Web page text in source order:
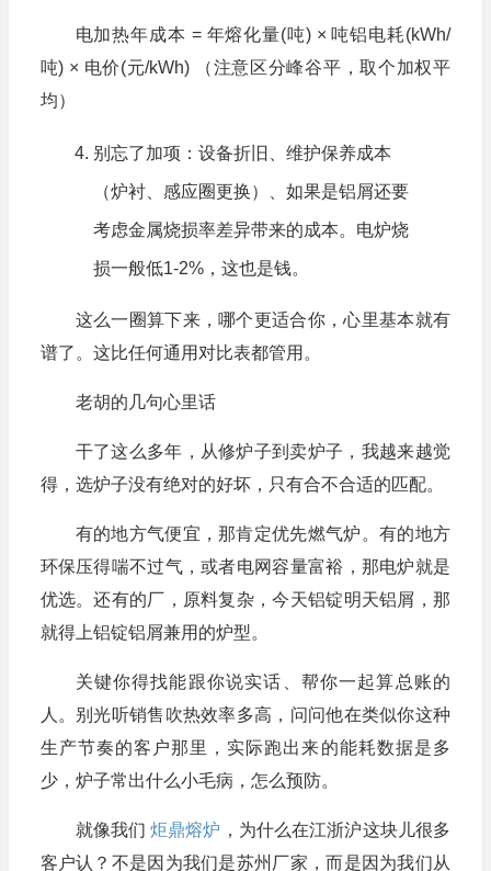
电加热年成本 = 年熔化量(吨) × 吨铝电耗(kWh/
吨) × 电价(元/kWh) （注意区分峰谷平，取个加权平
均）
别忘了加项：设备折旧、维护保养成本
（炉衬、感应圈更换）、如果是铝屑还要
考虑金属烧损率差异带来的成本。电炉烧
损一般低1-2%，这也是钱。
这么一圈算下来，哪个更适合你，心里基本就有
谱了。这比任何通用对比表都管用。
老胡的几句心里话
干了这么多年，从修炉子到卖炉子，我越来越觉
得，选炉子没有绝对的好坏，只有合不合适的匹配。
有的地方气便宜，那肯定优先燃气炉。有的地方
环保压得喘不过气，或者电网容量富裕，那电炉就是
优选。还有的厂，原料复杂，今天铝锭明天铝屑，那
就得上铝锭铝屑兼用的炉型。
关键你得找能跟你说实话、帮你一起算总账的
人。别光听销售吹热效率多高，问问他在类似你这种
生产节奏的客户那里，实际跑出来的能耗数据是多
少，炉子常出什么小毛病，怎么预防。
就像我们炬鼎熔炉 ，为什么在江浙沪这块儿很多
客户认？不是因为我们是苏州厂家，而是因为我们从